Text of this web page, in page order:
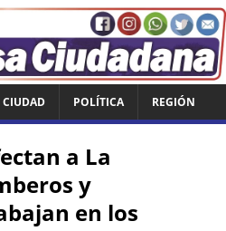
CIUDAD POLÍTICA REGIÓN
a La
y
en los